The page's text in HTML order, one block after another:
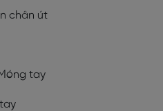
chân út
tay